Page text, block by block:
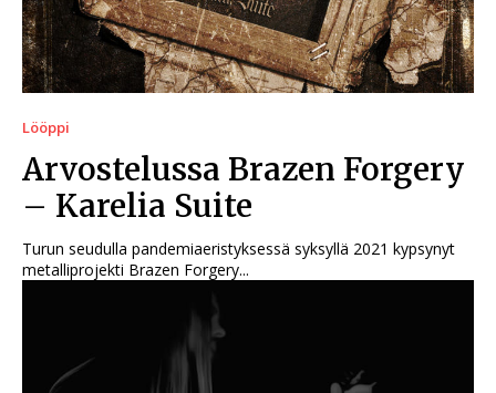
Lööppi
Arvostelussa Brazen Forgery
– Karelia Suite
Turun seudulla pandemiaeristyksessä syksyllä 2021 kypsynyt
metalliprojekti Brazen Forgery...